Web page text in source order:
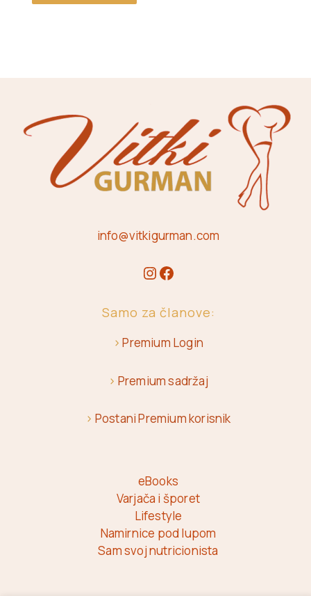
info@vitkigurman.com
Samo za članove:
>Premium Login
> Premium sadržaj
> Postani Premium korisnik
eBooks
Varjača i šporet
Lifestyle
Namirnice pod lupom
Sam svoj nutricionista